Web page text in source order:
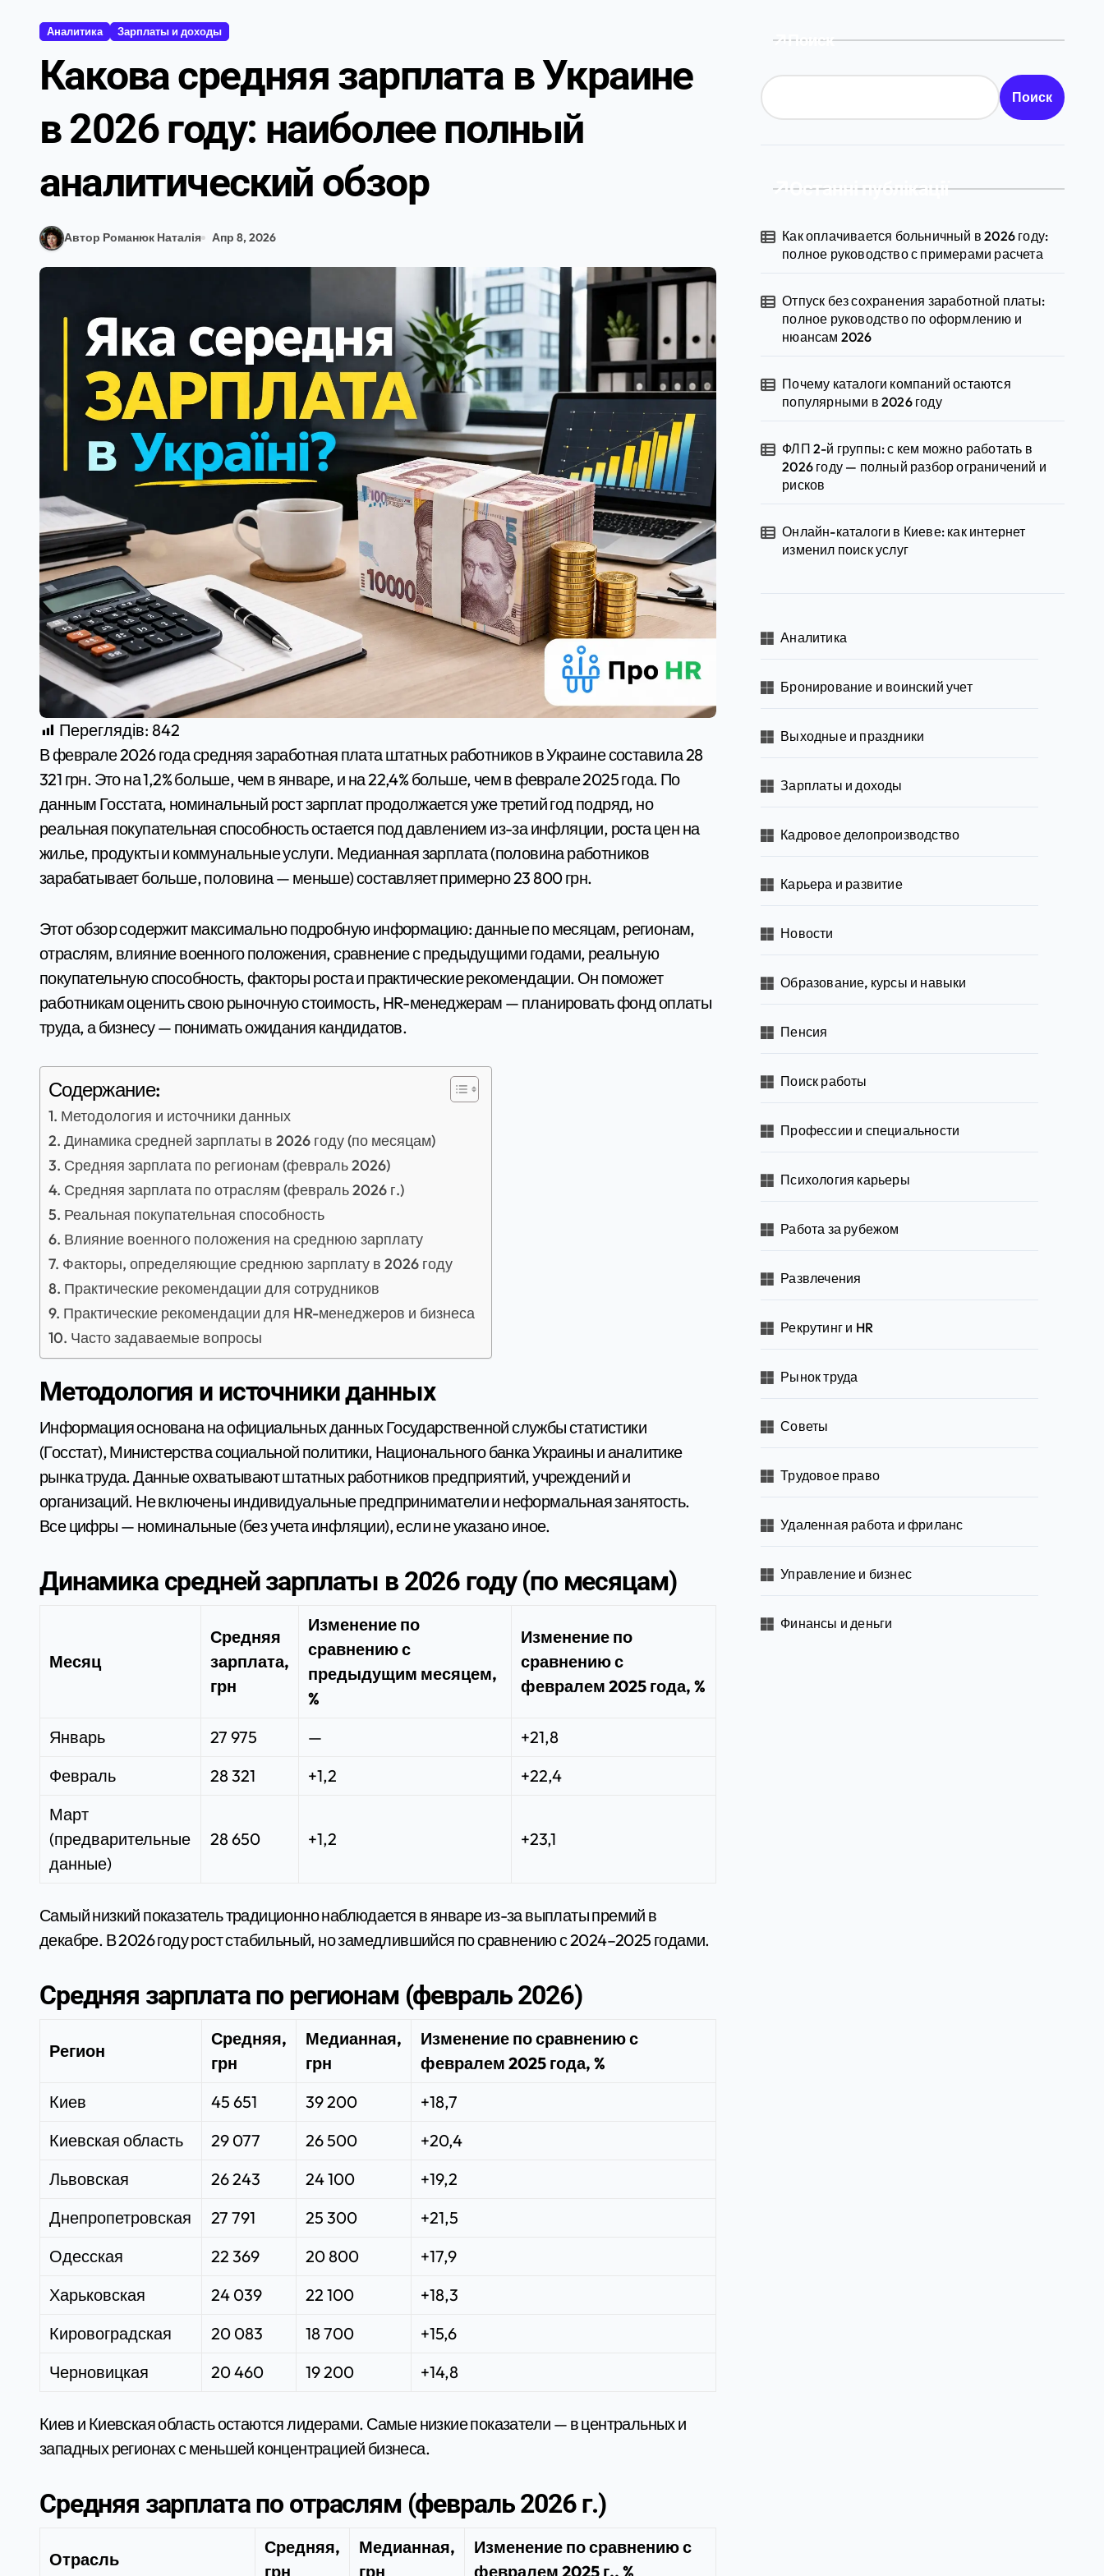
Аналитика Зарплаты и доходы
Какова средняя зарплата в Украине
в 2026 году: наиболее полный
аналитический обзор
Автор Романюк Наталія Апр 8, 2026
Переглядів: 842
В феврале 2026 года средняя заработная плата штатных работников в Украине составила 28
321 грн. Это на 1,2% больше, чем в январе, и на 22,4% больше, чем в феврале 2025 года. По
данным Госстата, номинальный рост зарплат продолжается уже третий год подряд, но
реальная покупательная способность остается под давлением из-за инфляции, роста цен на
жилье, продукты и коммунальные услуги. Медианная зарплата (половина работников
зарабатывает больше, половина — меньше) составляет примерно 23 800 грн.
Этот обзор содержит максимально подробную информацию: данные по месяцам, регионам,
отраслям, влияние военного положения, сравнение с предыдущими годами, реальную
покупательную способность, факторы роста и практические рекомендации. Он поможет
работникам оценить свою рыночную стоимость, HR-менеджерам — планировать фонд оплаты
труда, а бизнесу — понимать ожидания кандидатов.
Содержание:
Методология и источники данных
Динамика средней зарплаты в 2026 году (по месяцам)
Средняя зарплата по регионам (февраль 2026)
Средняя зарплата по отраслям (февраль 2026 г.)
Реальная покупательная способность
Влияние военного положения на среднюю зарплату
Факторы, определяющие среднюю зарплату в 2026 году
Практические рекомендации для сотрудников
Практические рекомендации для HR-менеджеров и бизнеса
Часто задаваемые вопросы
Методология и источники данных
Информация основана на официальных данных Государственной службы статистики
(Госстат), Министерства социальной политики, Национального банка Украины и аналитике
рынка труда. Данные охватывают штатных работников предприятий, учреждений и
организаций. Не включены индивидуальные предприниматели и неформальная занятость.
Все цифры — номинальные (без учета инфляции), если не указано иное.
Динамика средней зарплаты в 2026 году (по месяцам)
Месяц
Средняя
зарплата,
грн
Изменение по
сравнению с
предыдущим месяцем,
%
Изменение по
сравнению с
февралем 2025 года, %
Январь 27 975 —
+21,8
Февраль
28 321 +1,2
+22,4
Март
(предварительные
данные)
28 650 +1,2 +23,1
Самый низкий показатель традиционно наблюдается в январе из-за выплаты премий в
декабре. В 2026 году рост стабильный, но замедлившийся по сравнению с 2024–2025 годами.
Средняя зарплата по регионам (февраль 2026)
Регион
Средняя,
грн
Медианная,
грн
Изменение по сравнению с
февралем 2025 года, %
Киев
45 651 39 200
+18,7
Киевская область
29 077 26 500
+20,4
Львовская
26 243 24 100
+19,2
Днепропетровская
27 791 25 300
+21,5
Одесская
22 369 20 800
+17,9
Харьковская
24 039 22 100
+18,3
Кировоградская
20 083 18 700
+15,6
Черновицкая
20 460 19 200 +14,8
Киев и Киевская область остаются лидерами. Самые низкие показатели — в центральных и
западных регионах с меньшей концентрацией бизнеса.
Средняя зарплата по отраслям (февраль 2026 г.)
Отрасль
Средняя,
грн
Медианная,
грн
Изменение по сравнению с
февралем 2025 г., %
Поиск
Поиск
Останні публікації
Как оплачивается больничный в 2026 году:
полное руководство с примерами расчета
Отпуск без сохранения заработной платы:
полное руководство по оформлению и
нюансам 2026
Почему каталоги компаний остаются
популярными в 2026 году
ФЛП 2-й группы: с кем можно работать в
2026 году — полный разбор ограничений и
рисков
Онлайн-каталоги в Киеве: как интернет
изменил поиск услуг
Аналитика
Бронирование и воинский учет
Выходные и праздники
Зарплаты и доходы
Кадровое делопроизводство
Карьера и развитие
Новости
Образование, курсы и навыки
Пенсия
Поиск работы
Профессии и специальности
Психология карьеры
Работа за рубежом
Развлечения
Рекрутинг и HR
Рынок труда
Советы
Трудовое право
Удаленная работа и фриланс
Управление и бизнес
Финансы и деньги